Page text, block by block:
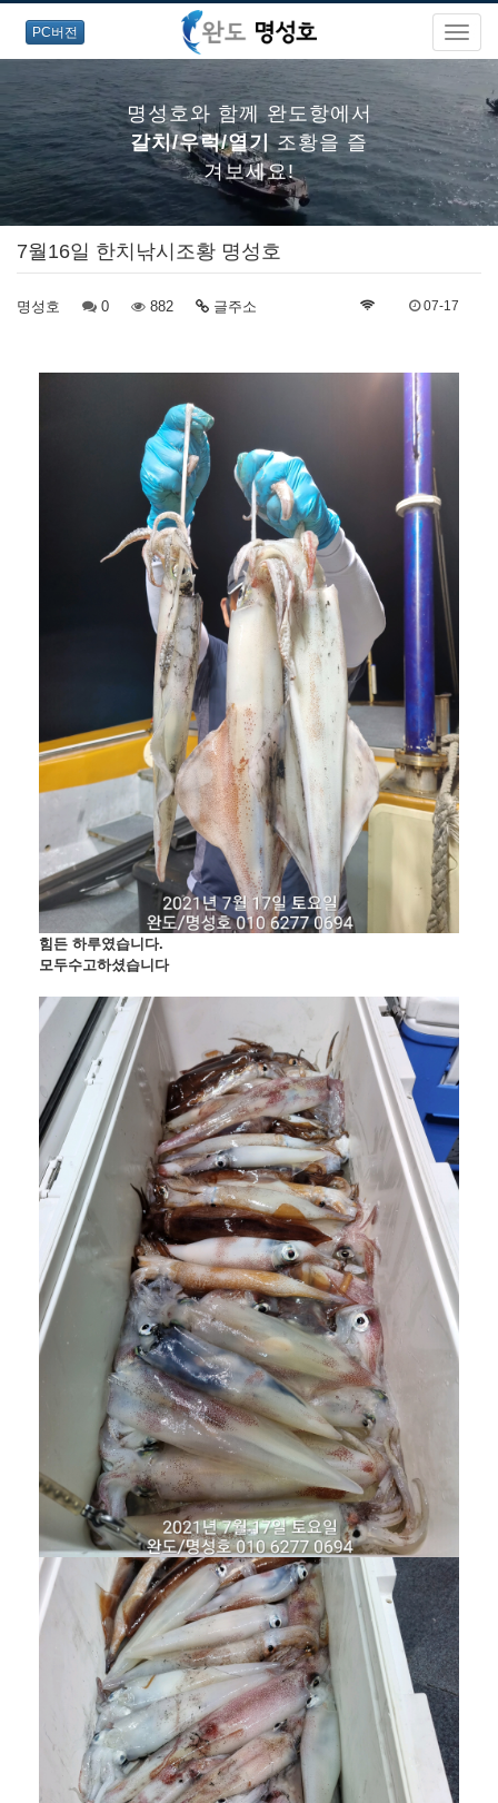
PC버전
명성호와 함께 완도항에서
갈치/우럭/열기조황을 즐
겨보세요!
명성호와 함께 완도항에서
갈치/우럭/열기
조황을 즐
명성호와 함께 완도항에서
갈치/우럭/열기조황을 즐
겨보세요!
명성호와 함께 완도항에서
갈치/우럭/열기
조황을 즐
겨보세요!
7월16일 한치낚시조황 명성호
명성호 0 882 글주소 07-17
​힘든 하루였습니다.
모두수고하셨습니다